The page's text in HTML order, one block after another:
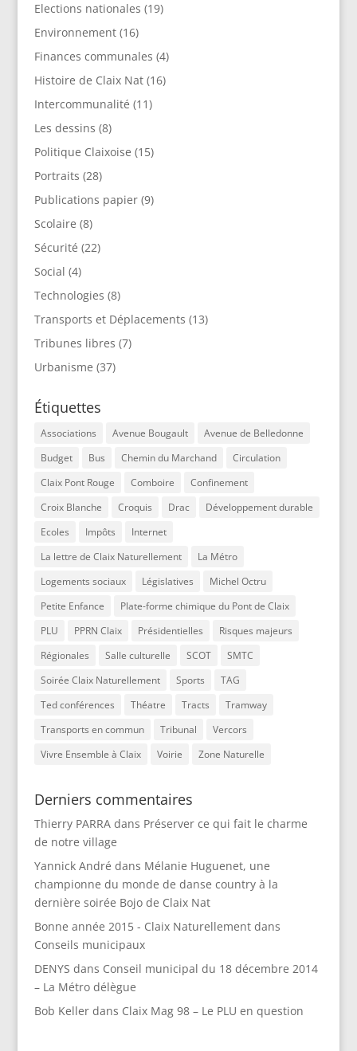
Elections nationales (19)
Environnement(16)
Finances communales (4)
Histoire de Claix Nat(16)
Intercommunalité (11)
Les dessins (8)
Politique Claixoise (15)
Portraits (28)
Publications papier(9)
Scolaire (8)
Sécurité (22)
Social (4)
Technologies (8)
Transports et Déplacements (13)
Tribunes libres (7)
Urbanisme (37)
Étiquettes
Associations Avenue Bougault
Avenue de Belledonne
Budget
Bus Chemin du Marchand
Circulation
Claix Pont Rouge
Comboire
Confinement
Croix Blanche
Croquis Drac
Développement durable
Ecoles
Impôts
Internet
La lettre de Claix Naturellement
La Métro
Logements sociaux
Législatives
Michel Octru
Petite Enfance
Plate-forme chimique du Pont de Claix
PLU
PPRN Claix Présidentielles
Risques majeurs
Régionales
Salle culturelle SCOT
SMTC
Soirée Claix Naturellement
Sports
TAG
Ted conférences
Théatre Tracts
Tramway
Transports en commun
Tribunal
Vercors
Vivre Ensemble à Claix
Voirie Zone Naturelle
Derniers commentaires
Thierry PARRAdans Préserver ce qui fait le charme
de notre village
Yannick André dans Mélanie Huguenet, une
championne du monde de danse country à la
dernière soirée Bojo de Claix Nat
Bonne année 2015 - Claix Naturellementdans
Conseils municipaux
DENYS dans Conseil municipal du 18 décembre 2014
– La Métro délègue
Bob Kellerdans Claix Mag 98 – Le PLU en question